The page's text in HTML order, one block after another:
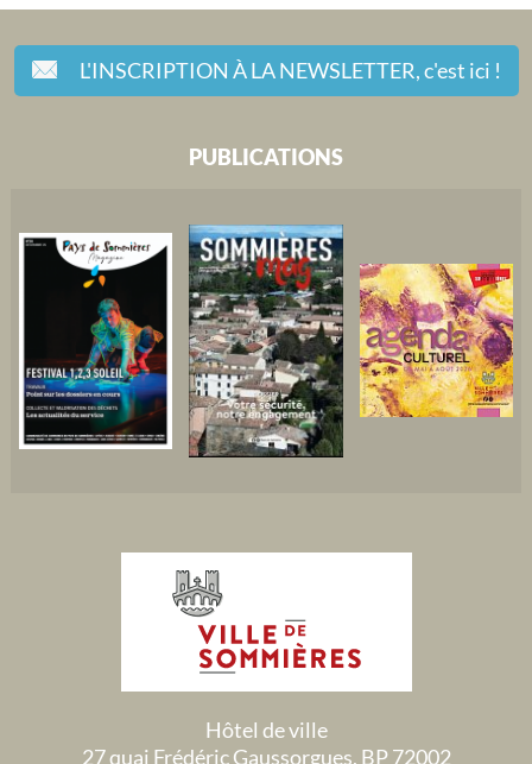
L'INSCRIPTION À LA NEWSLETTER,c'est ici !
PUBLICATIONS
Hôtel de ville
27 quai Frédéric Gaussorgues, BP 72002